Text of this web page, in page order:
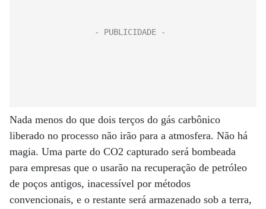
Nada menos do que dois terços do gás carbônico
liberado no processo não irão para a atmosfera. Não há
magia. Uma parte do CO2 capturado será bombeada
para empresas que o usarão na recuperação de petróleo
de poços antigos, inacessível por métodos
convencionais, e o restante será armazenado sob a terra,